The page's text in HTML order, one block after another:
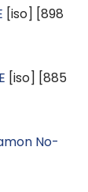
[iso] [898
[iso] [885
No-